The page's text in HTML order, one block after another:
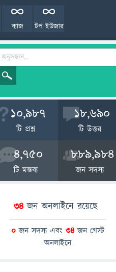
টপ ইউজার
ব্যাজ
10,987
টি প্রশ্ন
18,690
টি উত্তর
4,750
টি মন্তব্য
889,984
জন সদস্য
34জন অনলাইনে রয়েছে
0 জন সদস্য এবং 34 জন গেস্ট
অনলাইনে